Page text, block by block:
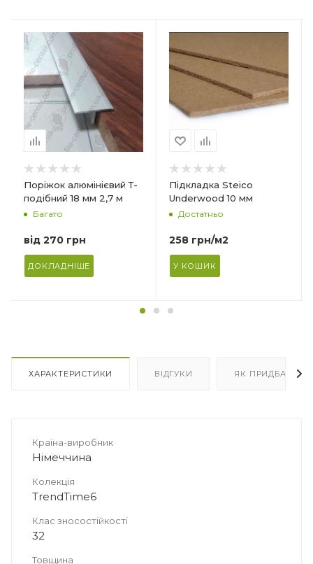
Поріжок алюмінієвий Т-
подібний 18 мм 2,7 м
Багато
від270 грн
ДОКЛАДНІШЕ
Країна-виробник
Польща
Товщина
10 мм
Ширина
590 мм
Довжина
Деревне волокно
Форма упаковки
Під ламінат/паркетну
дошку
Підкладка Steico
Underwood 10 мм
Достатньо
258 грн/м2
У КОШИК
Польща
Товщина
7 мм
Ширина
Довжина
Матеріал
Деревне волокно
Форма упаковки
Під ламінат/паркетну
дошку
ХАРАКТЕРИСТИКИ ВІДГУКИ ЯК ПРИДБАТИ
Країна-виробник
Німеччина
Колекція
TrendTime6
Клас зносостійкості
32
Товщина